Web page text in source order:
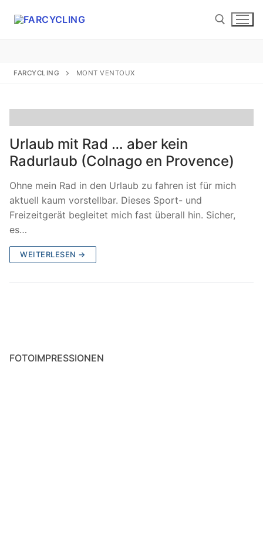
Inhalt
Suchen
nach:
Startseite
About
Etwas Laufhistorie
Rose ProCross Gravel
FARCYCLING MONT VENTOUX
Urlaub mit Rad … aber kein
Radurlaub (Colnago en Provence)
Ohne mein Rad in den Urlaub zu fahren ist für mich
aktuell kaum vorstellbar. Dieses Sport- und
Freizeitgerät begleitet mich fast überall hin. Sicher,
es…
WEITERLESEN →
FOTOIMPRESSIONEN